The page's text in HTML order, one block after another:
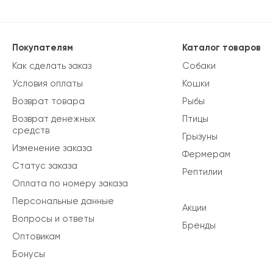
Каталог товаров
Собаки
Кошки
Рыбы
Птицы
Грызуны
Фермерам
Рептилии
Акции
Бренды
Покупателям
Как сделать заказ
Условия оплаты
Возврат товара
Возврат денежных
средств
Изменение заказа
Статус заказа
Оплата по номеру заказа
Персональные данные
Вопросы и ответы
Оптовикам
Бонусы